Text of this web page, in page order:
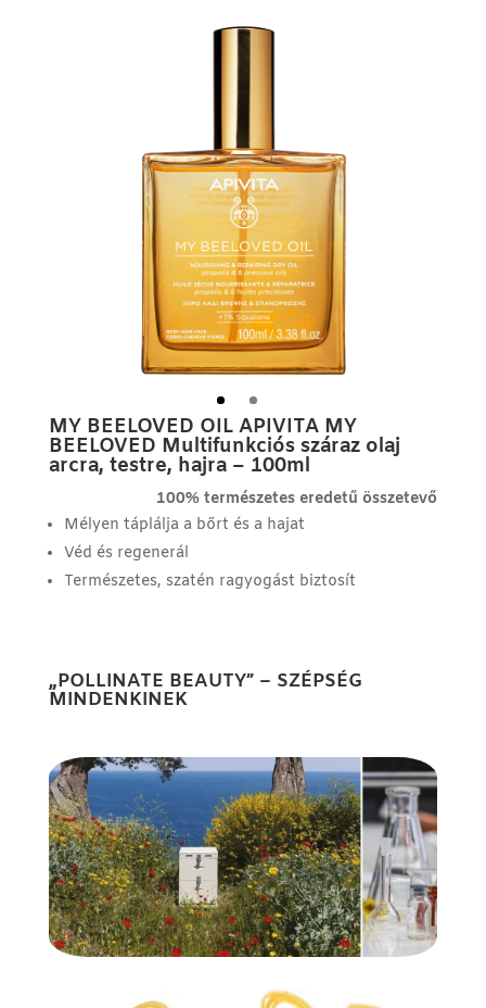
MY BEELOVED OIL APIVITA MY
BEELOVED Multifunkciós száraz olaj
arcra, testre, hajra – 100ml
100% természetes eredetű összetevő
Mélyen táplálja a bőrt és a hajat
Véd és regenerál
Természetes, szatén ragyogást biztosít
„POLLINATE BEAUTY” – SZÉPSÉG
MINDENKINEK